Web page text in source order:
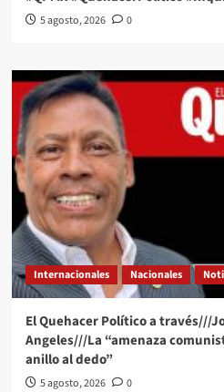
5 agosto, 2026 0
Internacionales Nacionales
El Quehacer Político a través///
Angeles///La “amenaza
anillo al dedo”
5 agosto, 2026 0